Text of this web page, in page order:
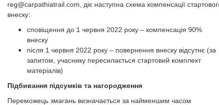
reg@carpathiatrail.com , діє наступна схема компенсації
внеску:
сповіщення до 1 червня 2022 року – компенсація 90%
внеску
після 1 червня 2022 року – повернення внеску відсутнє (за
запитом, учаснику пересилається стартовий комплект
матеріалів)
Підбивання підсумків та нагородження
Переможець змагань визначається за найменшим часом